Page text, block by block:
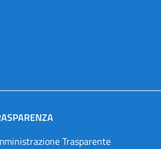
Trasparente